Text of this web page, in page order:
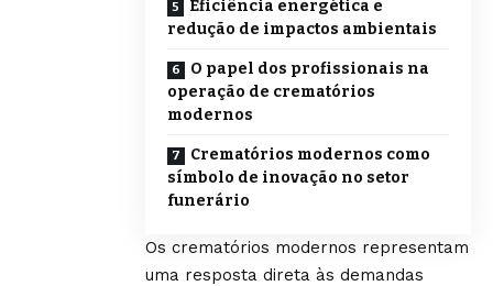
Eficiência energética e
redução de impactos ambientais
O papel dos profissionais na
operação de crematórios
modernos
Crematórios modernos como
símbolo de inovação no setor
funerário
Os crematórios modernos representam
uma resposta direta às demandas